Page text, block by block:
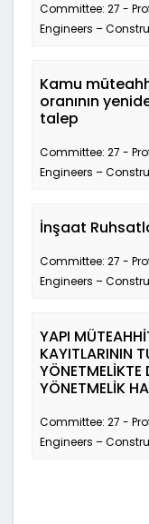
Committee: 27 -
Engineers –
Kamu
oranının
talep
Committee: 27 -
Engineers –
İnşaat
Committee: 27 -
Engineers –
YAPI
KAYITLARININ
YÖNETMELİKTE
YÖNETMELİK
Committee: 27 -
Engineers –